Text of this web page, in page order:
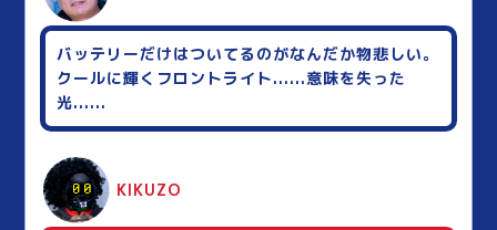
バッテリーだけはついてるのがなんだか物悲しい。
クールに輝くフロントライト......意味を失った
光......
KIKUZO